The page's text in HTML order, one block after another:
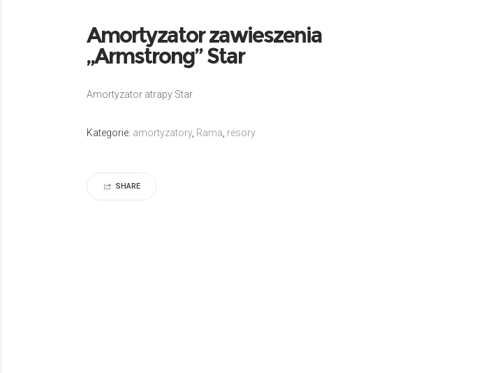
Amortyzator zawieszenia
„Armstrong” Star
Amortyzator atrapy Star
Kategorie: amortyzatory, Rama resory
SHARE